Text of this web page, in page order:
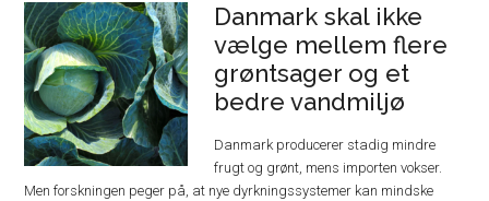
Danmark skal ikke
vælge mellem flere
grøntsager og et
bedre vandmiljø
Danmark producerer stadig mindre
frugt og grønt, mens importen vokser.
Men forskningen peger på, at nye dyrkningssystemer kan mindske